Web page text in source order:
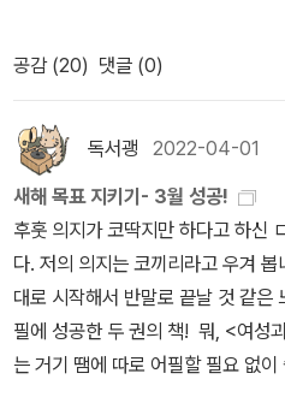
니 친구는 눈도 똥그랗고,쌍꺼풀이
나 없이 피부가 너무 깨끗했었고,
고 손가락은 가늘고 길었고 예뻤다.
게 잘 불렀고, 운동신경도 좋았다.
는 다 가지고 있었다. 나중엔 진심으
답인양 나더러 이쁘다고 말해줬다.
편에게 우리 너무 이쁘지 않냐고 물
들이 예쁘다고 하는 여자는, 남자들
준이 다른다."라고 4가지가 없는 말
구는 예뻤다. 그리고 집중력도 좋고
건 한 번에 다 따버렸다. 학교를 졸
'여성논픽션상'(Women's Prize
신설되어 나오미 클라인이 제1회 수
빛이 놓여 있다면(자기 초월) 여성
들어내야 한다는 한계가 있는 것이
런 어려움에 직면했다. 언어는 남성
일을 쓰고 이야기 안에 진심을 감추
야 했다. 여성독자가 그때나 지금이
않게 읽어내는 것은 현실의 억압과
렇듯 여성들에게 내면화된 수치는
출하는 남성의 폭력성과도 상대적
른다. 여성에게는 '도덕과 문화의
자인 남성들에게는 합리적인 소비
활동이 되게하고 여성들에게는 자발
의 외모에 투자하게 하는 동시에 이
들의 종속이 견고해지게 한다. 지난
는 중급 업소와 하급 업소의 세분화
칠','하이쩜오'와 같이 '텐프로급'이라
속해서 만들어지는 것을 통해 증명
들로 하여금 언제나 최상급 업소 여
몸 가치가 객관적 등급화 과정에 의
만드는 과정이기도 하다.P.234우
[2010]: 13)는 여성혐오가 남녀에게
갈다가 쉬를 맞는 일(특히 남아의
이불에 싼 쉬를 치우는 일 등 양육에
벗어난 우아한 생활을 이야기하는
아주기만 하는 건 진정한 의미의 양
실히 상징계에 있고, 원초적 어머니
씨름하고 있고.. 갑자기 빡치는데..
기호계에서 뒹굽시다. ※ 거친 이해
리암스의 논의를 제외하고 위에서
을 공포영화의 희생자로 다루고 있
여성이 거세되었기 때문에 공포를
공감 (20) 댓글 (0)
독서괭 2022-04-01
새해 목표 지키기- 3월 성공!
후훗 의지가 코딱지만 하다고 하신
다. 저의 의지는 코끼리라고 우겨
대로 시작해서 반말로 끝날 것 같은
필에 성공한 두 권의 책! 뭐, <여성괴물>은 여성주의 책읽기에서 읽
는 거기 땜에 따로 어필할 필요 없